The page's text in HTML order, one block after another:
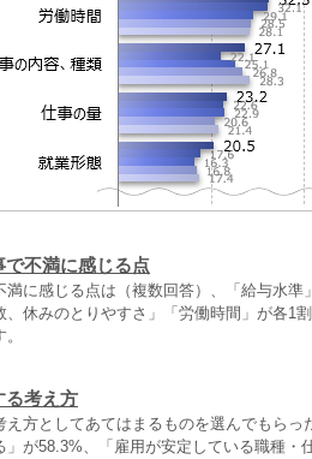
で不満に感じる点
満に感じる点は（複数回答）、「給与水
、休みのとりやすさ」「労働時間」が各1
る考え方
え方としてあてはまるものを選んでもら
」が58.3%、「雇用が安定している職種・